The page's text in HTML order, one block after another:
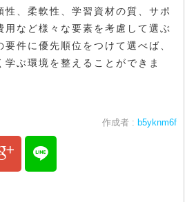
性、柔軟性、学習資材の質、サポ
用など様々な要素を考慮して選ぶ
件に優先順位をつけて選べば、
ぶ環境を整えることができま
作成者 : b5yknm6f